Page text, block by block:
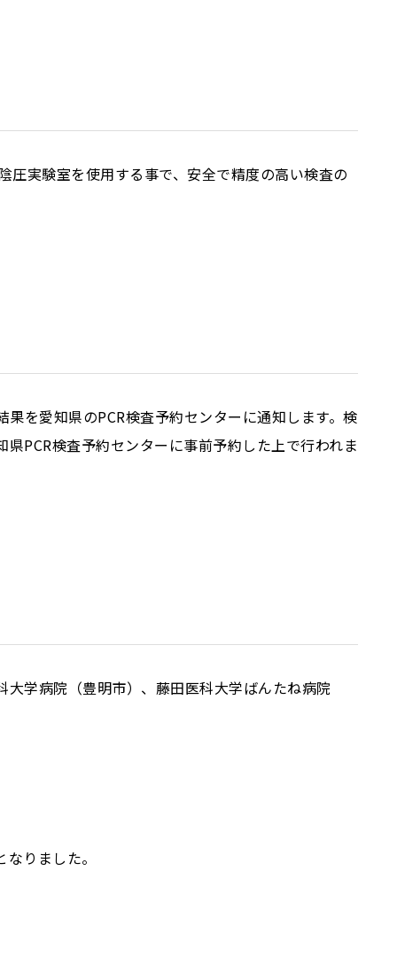
実験室を使用する事で、安全で精度の高い検査の
を愛知県のPCR検査予約センターに通知します。検
PCR検査予約センターに事前予約した上で行われま
学病院（豊明市）、藤田医科大学ばんたね病院
りました。